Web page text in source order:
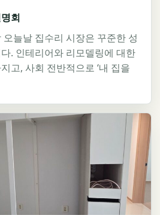
회
늘날 집수리 시장은 꾸준한 성
. 인테리어와 리모델링에 대한
고, 사회 전반적으로 ‘내 집을